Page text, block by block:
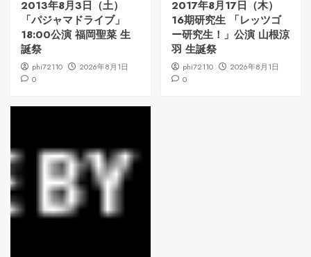
2013年8月3日（土）
「パジャマドライブ」
18:00公演 福岡聖菜 生
誕祭
phi72110
2026年8月1日
0
2017年8月17日（木）
16期研究生 「レッツゴ
ー研究生！」公演 山根涼
羽 生誕祭
phi72110
2026年8月1日
0